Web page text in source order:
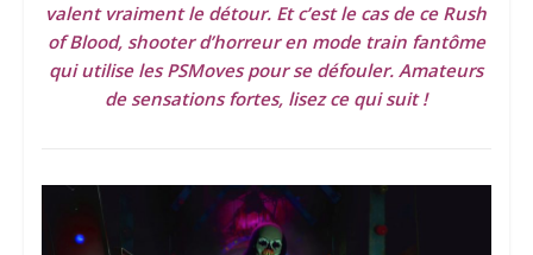
valent vraiment le détour. Et c’est le cas de ce Rush
of Blood, shooter d’horreur en mode train fantôme
qui utilise les PSMoves pour se défouler. Amateurs
de sensations fortes, lisez ce qui suit !